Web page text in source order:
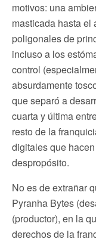
motivos: una
masticada hasta el
poligonales de
incluso a los
control
absurdamente
que separó a
cuarta y última
resto de la
digitales que
despropósito.
No es de extrañar
Pyranha Bytes
(productor), en la
derechos de la